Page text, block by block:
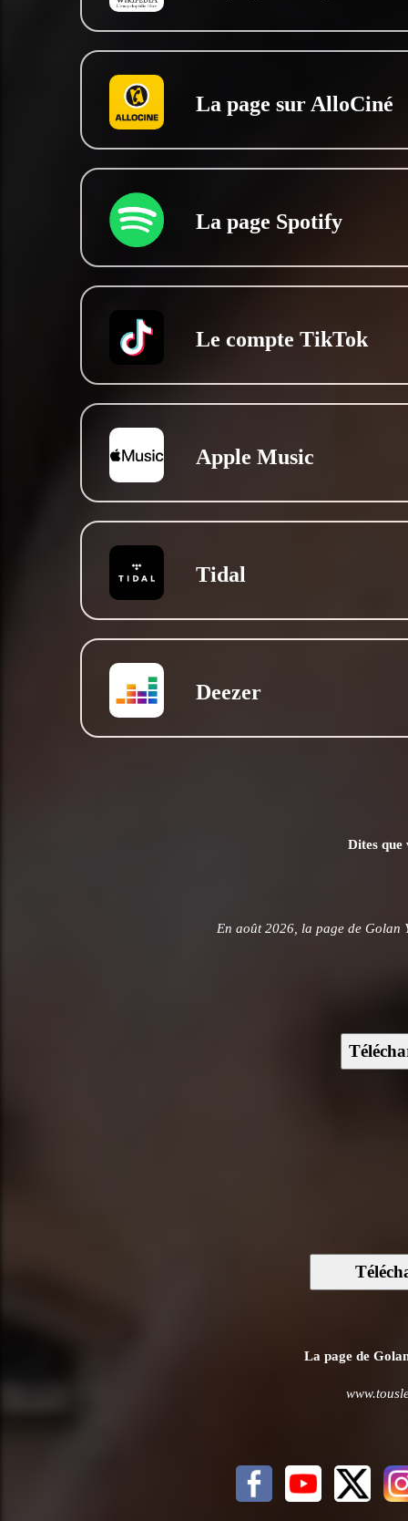
La page sur AlloCiné
La page Spotify
Le compte TikTok
Apple Music
Tidal
Deezer
Dites que
En août 2026, la page de Golan
La page de